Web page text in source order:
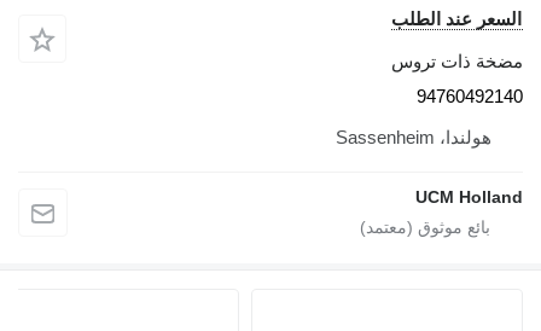
السعر عند الطلب
مضخة ذات تروس
94760492140
هولندا، Sassenheim
UCM Holland